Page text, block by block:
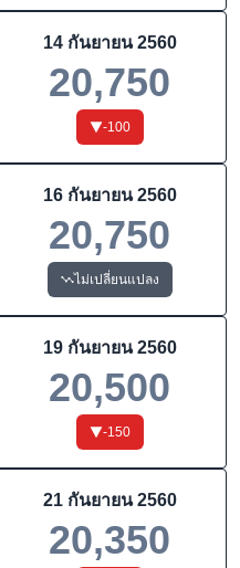
14 กันยายน 2560
20,750
-100
16 กันยายน 2560
20,750
ไม่เปลี่ยนแปลง
19 กันยายน 2560
20,500
-150
21 กันยายน 2560
20,350